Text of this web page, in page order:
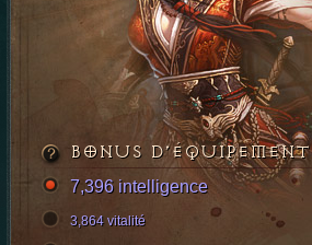
BONUS D’ÉQUIPEMENT
7,396 intelligence
3,864 vitalité